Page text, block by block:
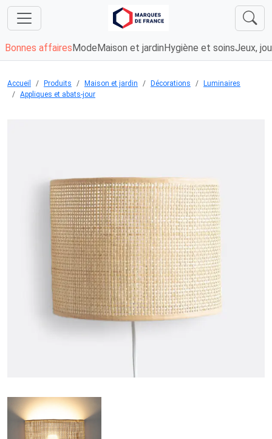
Bonnes affaires Mode Maison et jardin Hygiène et soinsJeux,
Accueil Produits Maison et jardin Décorations
Luminaires
Appliques et abats-jour